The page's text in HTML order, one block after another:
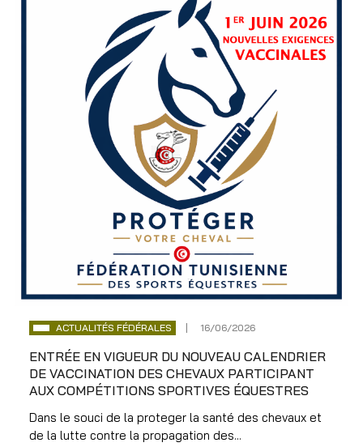
ACTUALITÉS FÉDÉRALES 16/06/2026
ENTRÉE EN VIGUEUR DU NOUVEAU CALENDRIER
DE VACCINATION DES CHEVAUX PARTICIPANT
AUX COMPÉTITIONS SPORTIVES ÉQUESTRES
Dans le souci de la proteger la santé des chevaux et
de la lutte contre la propagation des...